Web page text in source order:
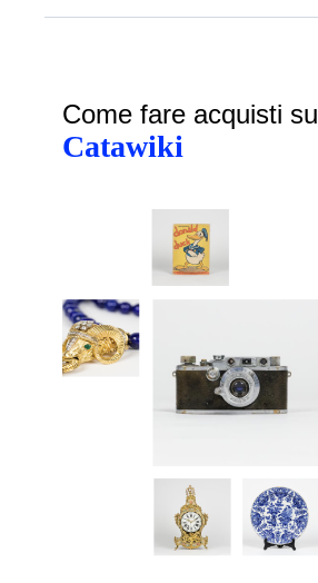
Come fare acquisti su
Catawiki